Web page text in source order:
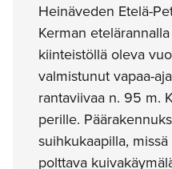
Heinäveden Etelä-
Kerman
kiinteistöllä oleva
valmistunut vapaa-
rantaviivaa n. 95 m.
perille.
suihkukaapilla,
polttava